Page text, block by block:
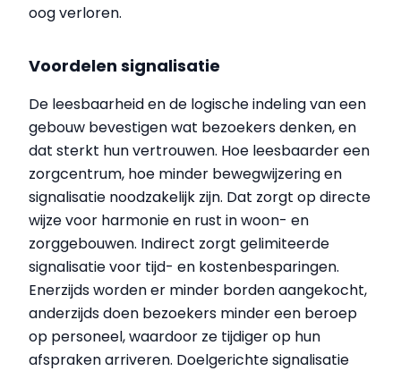
oog verloren.
Voordelen signalisatie
De leesbaarheid en de logische indeling van een
gebouw bevestigen wat bezoekers denken, en
dat sterkt hun vertrouwen. Hoe leesbaarder een
zorgcentrum, hoe minder bewegwijzering en
signalisatie noodzakelijk zijn. Dat zorgt op directe
wijze voor harmonie en rust in woon- en
zorggebouwen. Indirect zorgt gelimiteerde
signalisatie voor tijd- en kostenbesparingen.
Enerzijds worden er minder borden aangekocht,
anderzijds doen bezoekers minder een beroep
op personeel, waardoor ze tijdiger op hun
afspraken arriveren. Doelgerichte signalisatie